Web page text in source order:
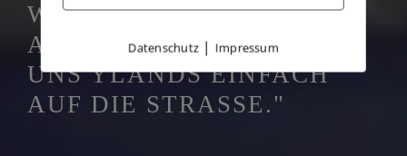
WELT ZU ENTDECKEN -
ABER DAS HERZ ZIEHT
UNS YLANDS EINFACH
AUF DIE STRASSE."
Datenschutz| Impressum